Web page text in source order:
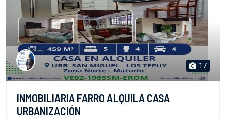
17
INMOBILIARIA FARRO ALQUILA CASA
URBANIZACIÓN